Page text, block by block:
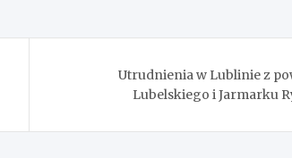
Utrudnienia w Lublinie z
Lubelskiego i Jarmarku